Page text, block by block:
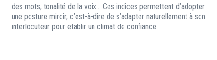
des mots, tonalité de la voix… Ces indices permettent d’adopter
une posture miroir, c’est-à-dire de s’adapter naturellement à son
interlocuteur pour établir un climat de confiance.